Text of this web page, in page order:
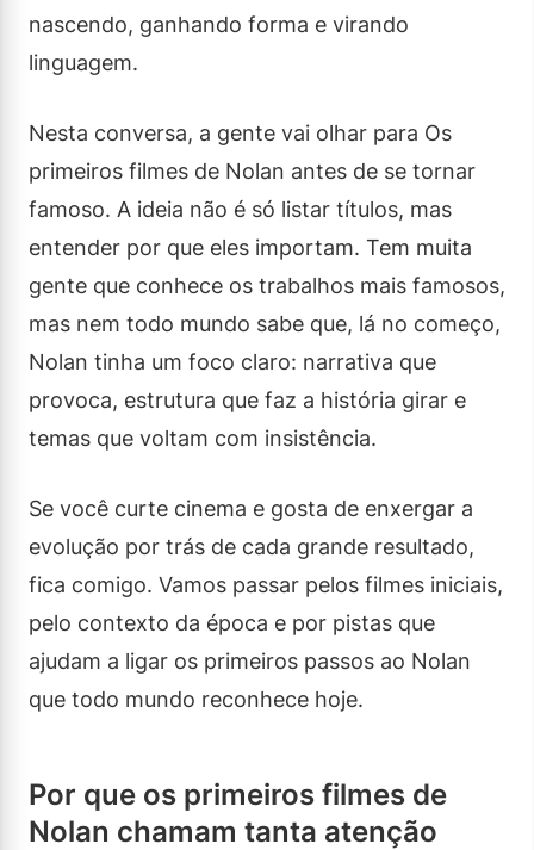
nascendo, ganhando forma e virando
linguagem.
Nesta conversa, a gente vai olhar para Os
primeiros filmes de Nolan antes de se tornar
famoso. A ideia não é só listar títulos, mas
entender por que eles importam. Tem muita
gente que conhece os trabalhos mais famosos,
mas nem todo mundo sabe que, lá no começo,
Nolan tinha um foco claro: narrativa que
provoca, estrutura que faz a história girar e
temas que voltam com insistência.
Se você curte cinema e gosta de enxergar a
evolução por trás de cada grande resultado,
fica comigo. Vamos passar pelos filmes iniciais,
pelo contexto da época e por pistas que
ajudam a ligar os primeiros passos ao Nolan
que todo mundo reconhece hoje.
Por que os primeiros filmes de
Nolan chamam tanta atenção